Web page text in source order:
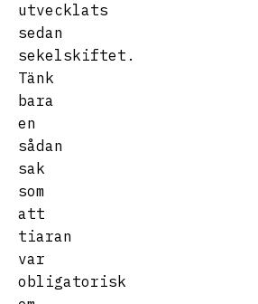
utvecklats
sedan
sekelskiftet.
Tänk
bara
en
sådan
sak
som
att
tiaran
var
obligatorisk